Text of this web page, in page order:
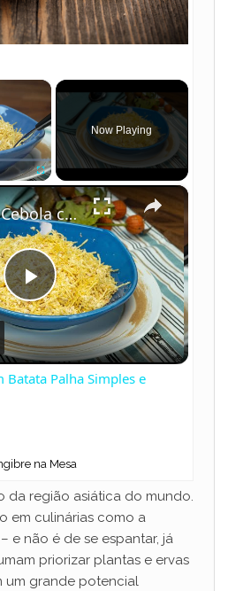
×
Fullscreen
Now Playing
×
P
l
y
V
i
Farofa de Cebola com Batata Palha Simples e Crocante
Batata Palha Simples e
na Mesa
da região asiática do mundo.
em culinárias como a
e não é de se espantar, já
priorizar plantas e ervas
um grande potencial